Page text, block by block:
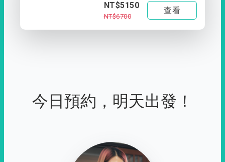
NT$5150
NT$6700
查看
今日預約，明天出發！